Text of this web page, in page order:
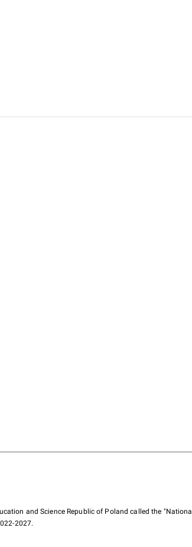
and Science Republic of Poland called the "National
2027.